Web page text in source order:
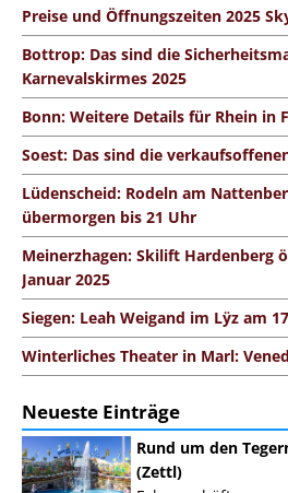
Preise und Öffnungszeiten 2025
Bottrop: Das sind die
Karnevalskirmes 2025
Bonn: Weitere Details für Rhein in
Soest: Das sind die
Lüdenscheid: Rodeln am
übermorgen bis 21 Uhr
Meinerzhagen: Skilift Hardenberg
Januar 2025
Siegen: Leah Weigand im Lÿz am
Winterliches Theater in Marl:
Neueste Einträge
Rund um den
(Zettl)